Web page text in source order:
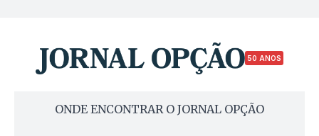
50 ANOS
ONDE ENCONTRAR O JORNAL OPÇÃO